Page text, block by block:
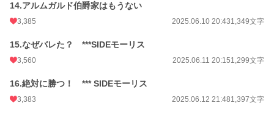
14.アルムガルド伯爵家はもうない
3,385 2025.06.10 20:431,349文字
15.なぜバレた？ ***SIDEモーリス
3,560 2025.06.11 20:151,299文字
16.絶対に勝つ！ *** SIDEモーリス
3,383 2025.06.12 21:481,397文字